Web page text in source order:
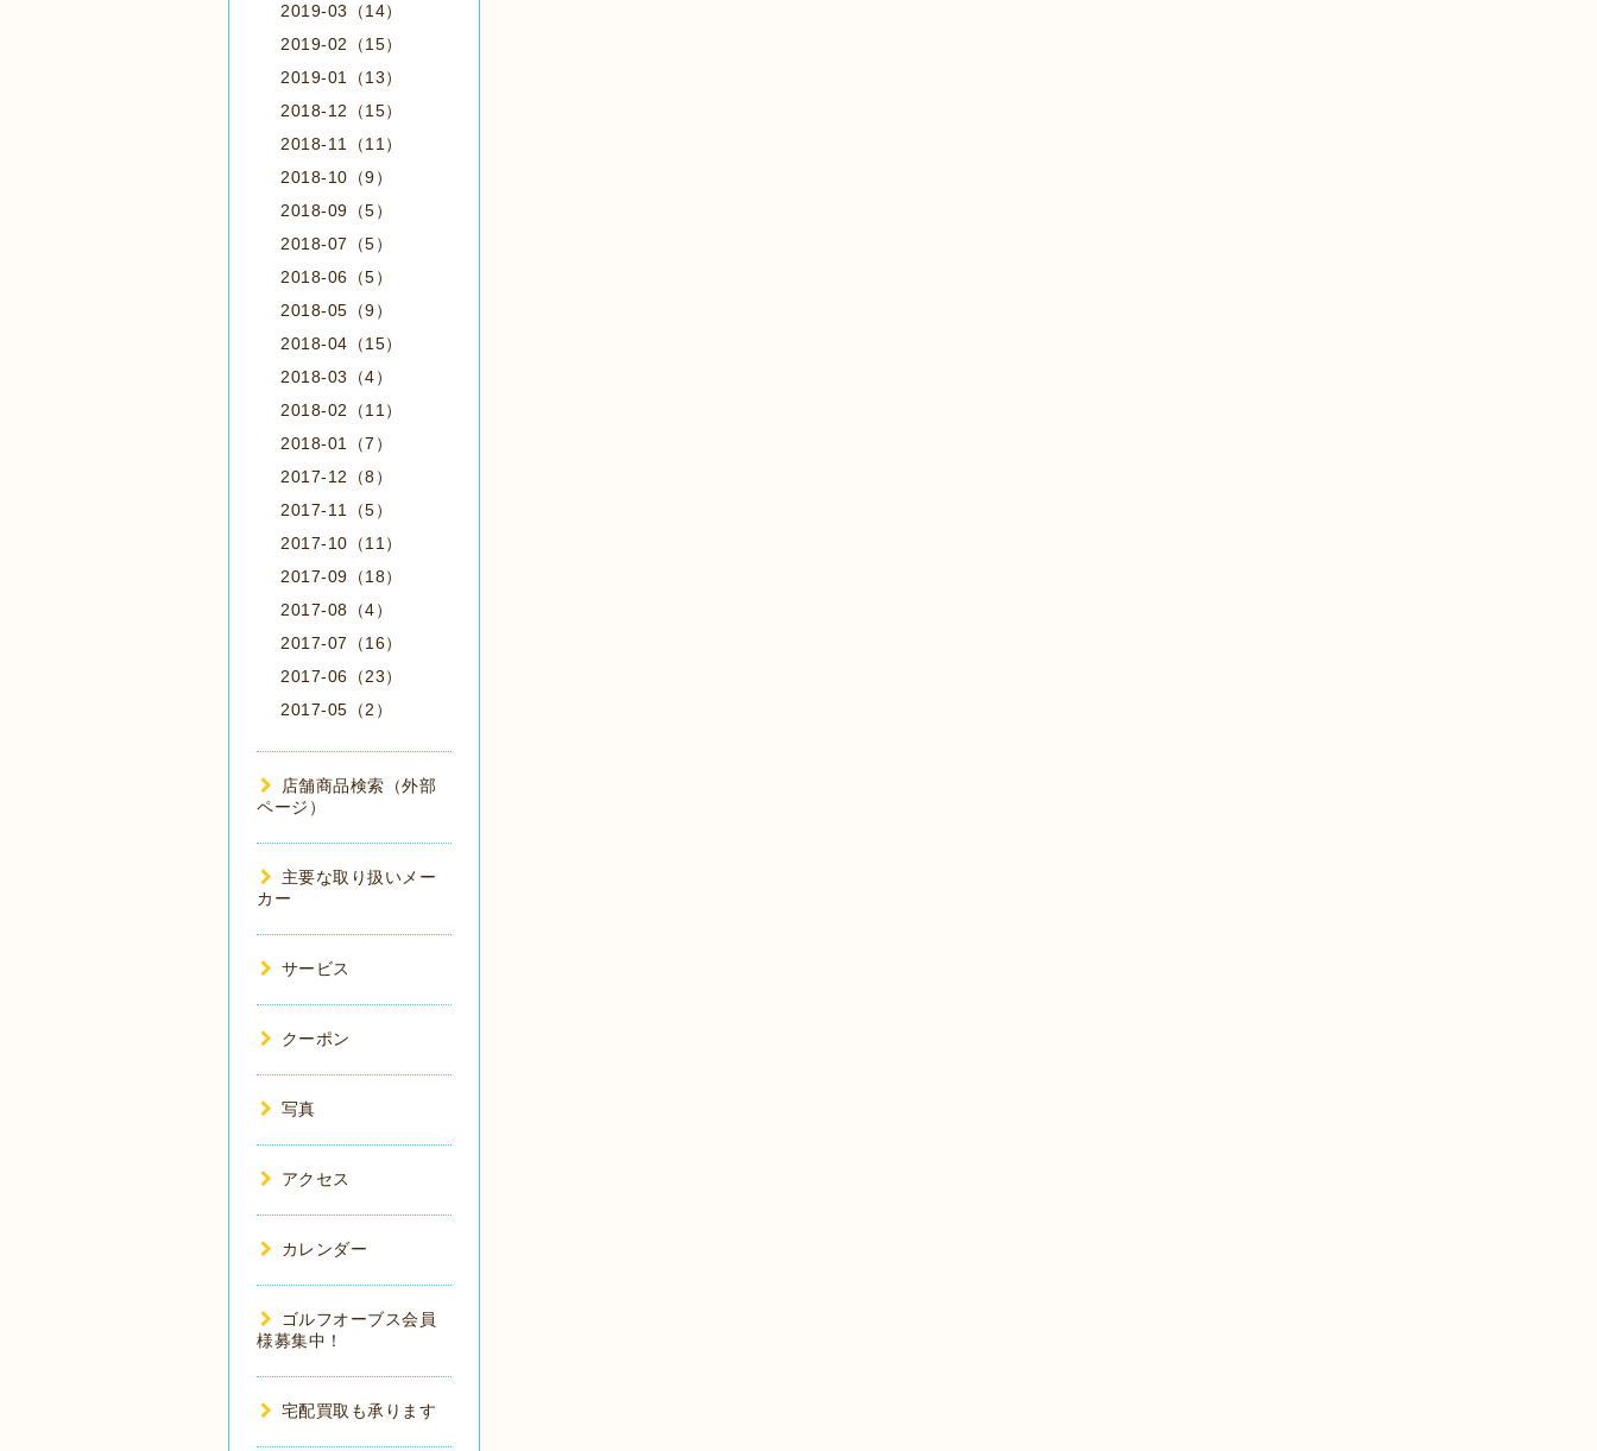
2019-03（14）
2019-02（15）
2019-01（13）
2018-12（15）
2018-11（11）
2018-10（9）
2018-09（5）
2018-07（5）
2018-06（5）
2018-05（9）
2018-04（15）
2018-03（4）
2018-02（11）
2018-01（7）
2017-12（8）
2017-11（5）
2017-10（11）
2017-09（18）
2017-08（4）
2017-07（16）
2017-06（23）
2017-05（2）
店舗商品検索（外部
ページ）
主要な取り扱いメー
カー
サービス
クーポン
写真
アクセス
カレンダー
ゴルフオーブス会員
様募集中！
宅配買取も承ります